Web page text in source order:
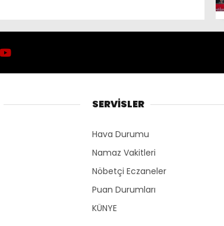
SERVİSLER
Hava Durumu
Namaz Vakitleri
Nöbetçi Eczaneler
Puan Durumları
KÜNYE